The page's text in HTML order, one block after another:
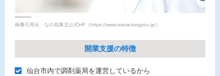
画像引用元：なの花東北公式HP（https://www.msnw-kaigyou.jp/）
開業支援の特徴
仙台市内で調剤薬局を運営しているから